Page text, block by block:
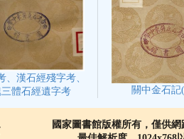
、漢石經殘字考、
體石經遺字考
關中金石記
國家圖書館版權所有，僅供